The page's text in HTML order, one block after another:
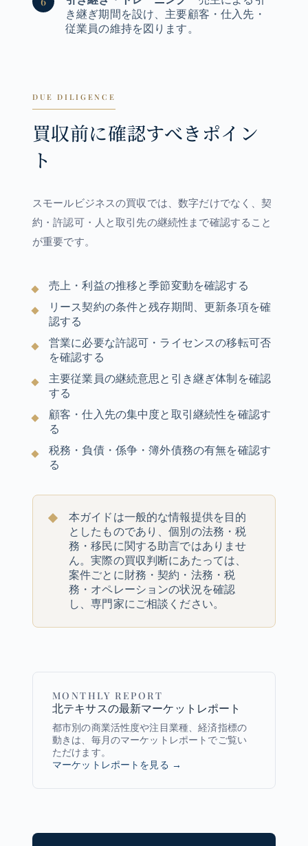
き継ぎ期間を設け、主要顧客・仕入先・
従業員の維持を図ります。
DUE DILIGENCE
買収前に確認すべきポイン
ト
スモールビジネスの買収では、数字だけでなく、契
約・許認可・人と取引先の継続性まで確認すること
が重要です。
売上・利益の推移と季節変動を確認する
リース契約の条件と残存期間、更新条項を確
認する
営業に必要な許認可・ライセンスの移転可否
を確認する
主要従業員の継続意思と引き継ぎ体制を確認
する
顧客・仕入先の集中度と取引継続性を確認す
る
税務・負債・係争・簿外債務の有無を確認す
る
本ガイドは一般的な情報提供を目的
としたものであり、個別の法務・税
務・移民に関する助言ではありませ
ん。実際の買収判断にあたっては、
案件ごとに財務・契約・法務・税
務・オペレーションの状況を確認
し、専門家にご相談ください。
MONTHLY REPORT
北テキサスの最新マーケットレポート
都市別の商業活性度や注目業種、経済指標の
動きは、毎月のマーケットレポートでご覧い
ただけます。
マーケットレポートを見る →